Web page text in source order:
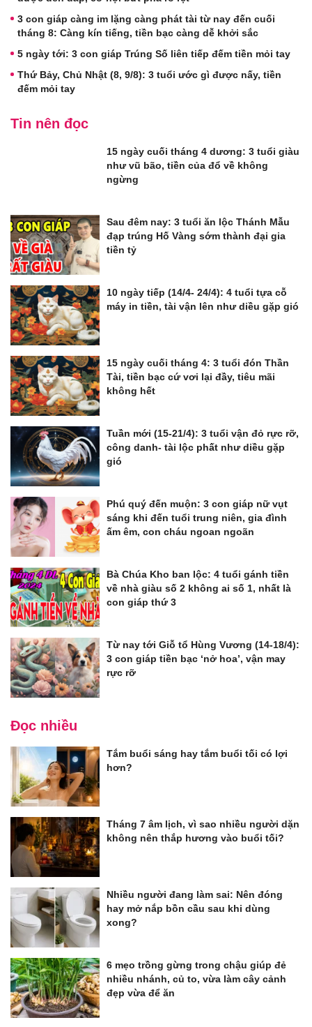
3 con giáp càng im lặng càng phát tài từ nay đến cuối
tháng 8: Càng kín tiếng, tiền bạc càng dễ khởi sắc
5 ngày tới: 3 con giáp Trúng Số liên tiếp đếm tiền mỏi tay
Thứ Bảy, Chủ Nhật (8, 9/8): 3 tuổi ước gì được nấy, tiền
đếm mỏi tay
Tin nên đọc
15 ngày cuối tháng 4 dương: 3 tuổi giàu
như vũ bão, tiền của đổ về không
ngừng
Sau đêm nay: 3 tuổi ăn lộc Thánh Mẫu
đạp trúng Hố Vàng sớm thành đại gia
tiền tỷ
10 ngày tiếp (14/4- 24/4): 4 tuổi tựa cỗ
máy in tiền, tài vận lên như diều gặp gió
15 ngày cuối tháng 4: 3 tuổi đón Thần
Tài, tiền bạc cứ vơi lại đầy, tiêu mãi
không hết
Tuần mới (15-21/4): 3 tuổi vận đỏ rực rỡ,
công danh- tài lộc phất như diều gặp
gió
Phú quý đến muộn: 3 con giáp nữ vụt
sáng khi đến tuổi trung niên, gia đình
ấm êm, con cháu ngoan ngoãn
Bà Chúa Kho ban lộc: 4 tuổi gánh tiền
về nhà giàu số 2 không ai số 1, nhất là
con giáp thứ 3
Từ nay tới Giỗ tổ Hùng Vương (14-18/4):
3 con giáp tiền bạc ‘nở hoa’, vận may
rực rỡ
Đọc nhiều
Tắm buổi sáng hay tắm buổi tối có lợi
hơn?
Tháng 7 âm lịch, vì sao nhiều người dặn
không nên thắp hương vào buổi tối?
Nhiều người đang làm sai: Nên đóng
hay mở nắp bồn cầu sau khi dùng
xong?
6 mẹo trồng gừng trong chậu giúp đẻ
nhiều nhánh, củ to, vừa làm cây cảnh
đẹp vừa để ăn